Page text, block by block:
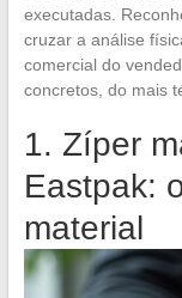
executadas.
cruzar a análise
comercial do
concretos, do mais
1. Zíper
Eastpak:
material